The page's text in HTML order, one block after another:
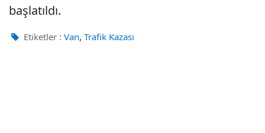
başlatıldı.
Etiketler : Van, Trafik Kazası